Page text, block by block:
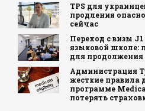
TPS для
продления
сейчас
Переход с визы
языковой школе:
для продолжения
Администрация
жесткие правила
программе
потерять